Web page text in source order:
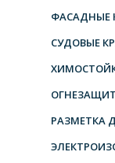
ФАСАДНЫЕ
СУДОВЫЕ
РАЗМЕТКА